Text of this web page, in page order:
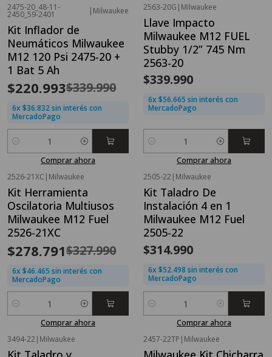
OFERTA FLASH⚡
-35%OFF
2475-20_48-11-
2450_59-2401 | Milwaukee
Kit Inflador de
Neumáticos Milwaukee
M12 120 Psi 2475-20 +
1 Bat 5 Ah
$220.993$339.990
6x $36.832 sin interés con
MercadoPago
Cantidad
Comprar ahora
Nuevo
2563-20G | Milwaukee
Llave Impacto
Milwaukee M12 FUEL
Stubby 1/2” 745 Nm
2563-20
$339.990
6x $56.665 sin interés con
MercadoPago
Cantidad
Comprar ahora
OFERTA FLASH⚡
-15%OFF
Nuevo
2526-21XC | Milwaukee
Kit Herramienta
Oscilatoria Multiusos
Milwaukee M12 Fuel
2526-21XC
$278.791$327.990
6x $46.465 sin interés con
MercadoPago
Cantidad
Comprar ahora
2505-22 | Milwaukee
Kit Taladro De
Instalación 4 en 1
Milwaukee M12 Fuel
2505-22
$314.990
6x $52.498 sin interés con
MercadoPago
Cantidad
Comprar ahora
OFERTA FLASH⚡
3494-22 | Milwaukee
OFERTA FLASH⚡
2457-22TP | Milwaukee